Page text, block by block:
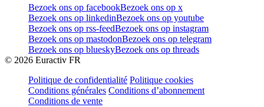
Bezoek ons op facebookBezoek ons op x
Bezoek ons op linkedinBezoek ons op youtube
Bezoek ons op rss-feedBezoek ons op instagram
Bezoek ons op mastodonBezoek ons op telegram
Bezoek ons op blueskyBezoek ons op threads
© 2026 Euractiv FR
Politique de confidentialité Politique cookies
Conditions générales Conditions d’abonnement
Conditions de vente